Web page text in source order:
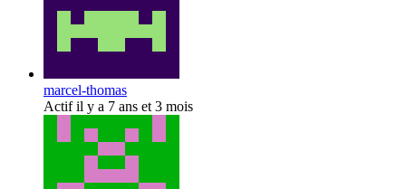
marcel-thomas
Actif il y a 7 ans et 3 mois